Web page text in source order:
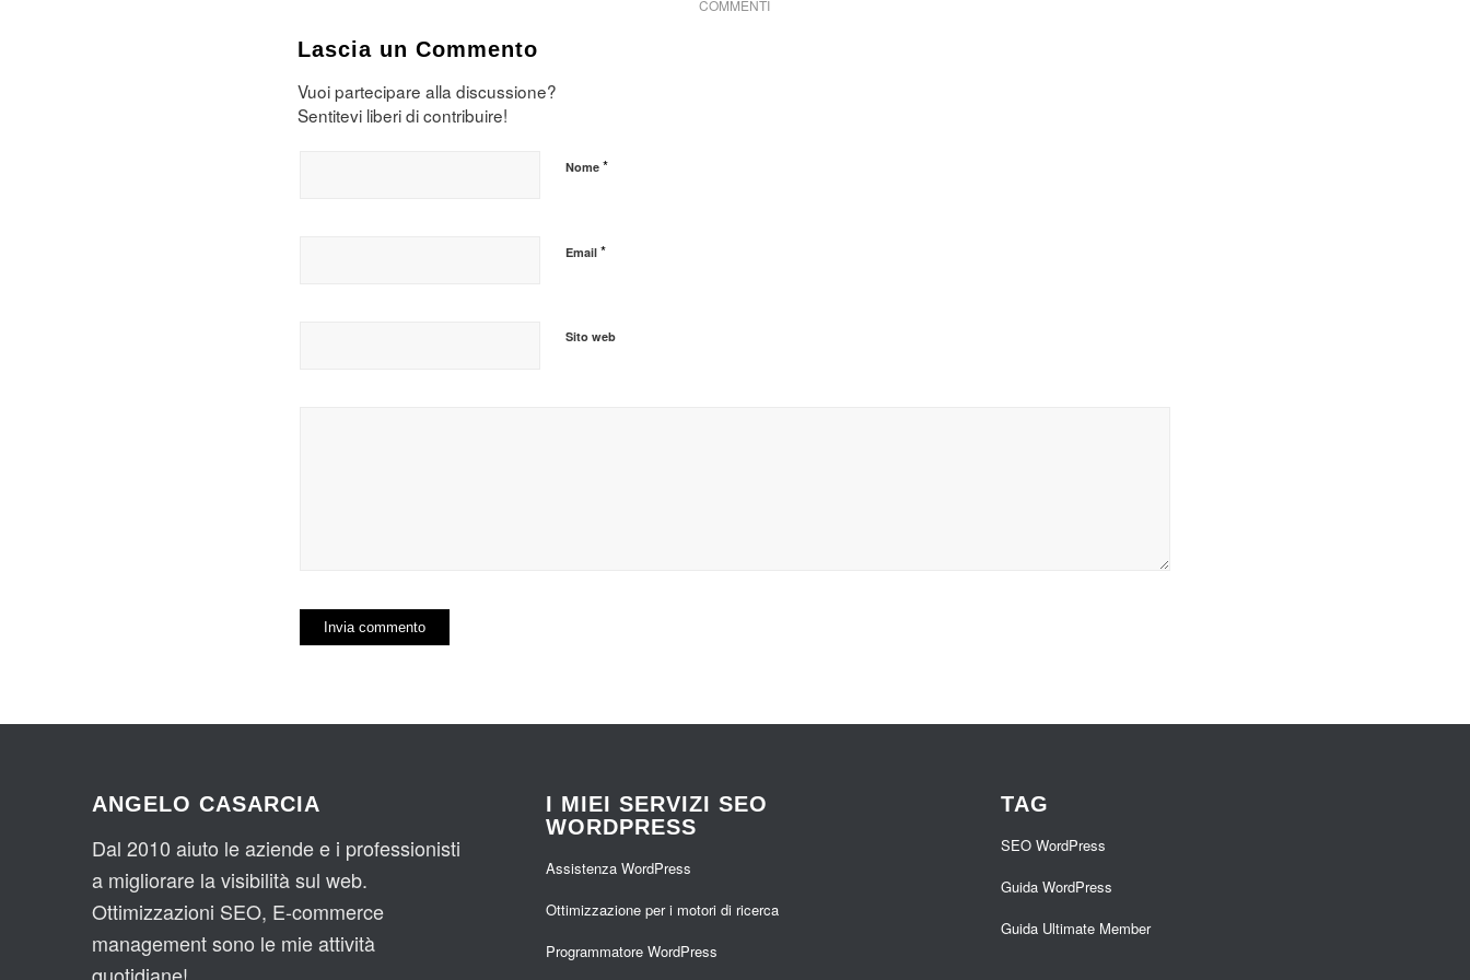
COMMENTI
Lascia un Commento
Vuoi partecipare alla discussione?
Sentitevi liberi di contribuire!
Nome *
Email *
Sito web
ANGELO CASARCIA
Dal 2010 aiuto le aziende e i professionisti
a migliorare la visibilità sul web.
Ottimizzazioni SEO, E-commerce
management sono le mie attività
I MIEI SERVIZI SEO
WORDPRESS
Assistenza WordPress
Ottimizzazione per i motori di ricerca
Programmatore WordPress
TAG
SEO WordPress
Guida WordPress
Guida Ultimate Member